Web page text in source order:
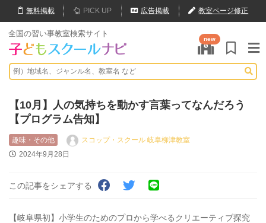
無料掲載 PICK UP 広告掲載 教室ページ修正
全国の習い事教室検索サイト
new
【10月】人の気持ちを動かす言葉ってなんだろう
【プログラム告知】
趣味・その他
スコップ・スクール 岐阜柳津教室
2024年9月28日
この記事をシェアする
【岐阜県初】小学生のためのプロから学べるクリエーティブ探究